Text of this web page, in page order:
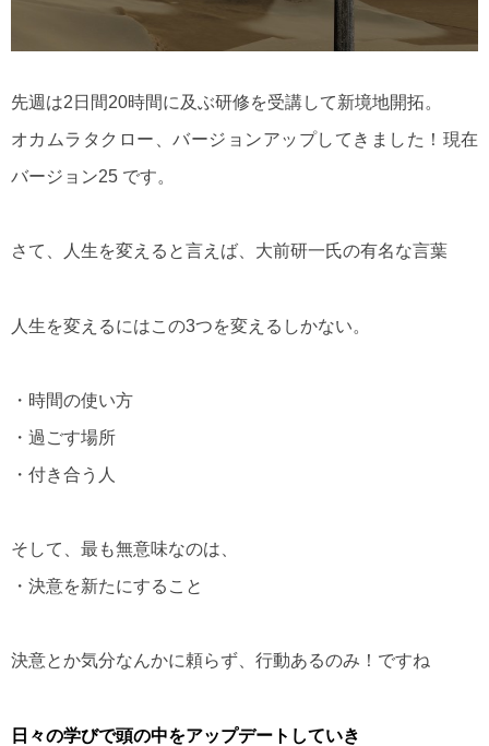
先週は2日間20時間に及ぶ研修を受講して新境地開拓。
オカムラタクロー、バージョンアップしてきました！現在
バージョン25 です。
さて、人生を変えると言えば、大前研一氏の有名な言葉
人生を変えるにはこの3つを変えるしかない。
・時間の使い方
・過ごす場所
・付き合う人
そして、最も無意味なのは、
・決意を新たにすること
決意とか気分なんかに頼らず、行動あるのみ！ですね
日々の学びで頭の中をアップデートしていき